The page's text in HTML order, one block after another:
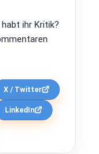
ihr Kritik?
X / Twitter
LinkedIn